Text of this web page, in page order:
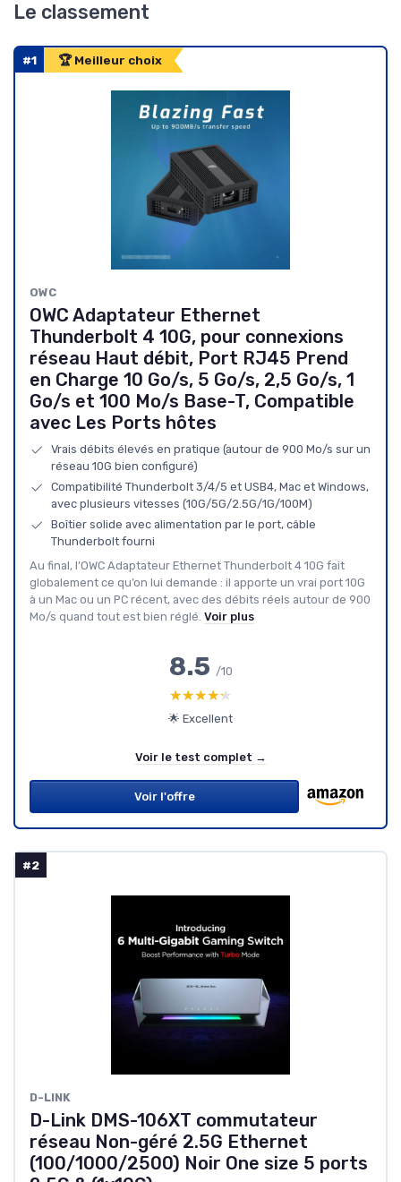
Le classement
#1 🏆 Meilleur choix
OWC
OWC Adaptateur Ethernet
Thunderbolt 4 10G, pour connexions
réseau Haut débit, Port RJ45 Prend
en Charge 10 Go/s, 5 Go/s, 2,5 Go/s, 1
Go/s et 100 Mo/s Base-T, Compatible
avec Les Ports hôtes
Vrais débits élevés en pratique (autour de 900 Mo/s sur un
réseau 10G bien configuré)
Compatibilité Thunderbolt 3/4/5 et USB4, Mac et Windows,
avec plusieurs vitesses (10G/5G/2.5G/1G/100M)
Boîtier solide avec alimentation par le port, câble
Thunderbolt fourni
Au final, l’OWC Adaptateur Ethernet Thunderbolt 4 10G fait
globalement ce qu’on lui demande : il apporte un vrai port 10G
à un Mac ou un PC récent, avec des débits réels autour de 900
Mo/s quand tout est bien réglé. Voir plus
8.5 /10
★★★★★
★★★★★
🌟 Excellent
Voir le test complet →
Voir l'offre
#2
D-LINK
D-Link DMS-106XT commutateur
réseau Non-géré 2.5G Ethernet
(100/1000/2500) Noir One size 5 ports